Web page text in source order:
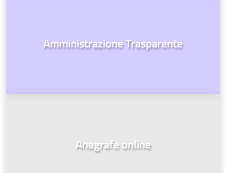
Amministrazione Trasparente
Anagrafe online